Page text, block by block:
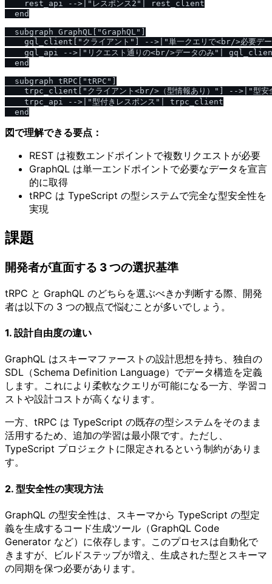
    rest_api -->|"レスポンス2"| rest_client
  end
  subgraph GraphQL["GraphQL"]
gql_client["クライアント"] -->|"単一クエリで<br/>必要デ
gql_api -->|"リクエスト通りの<br/>データのみ"|
  end
  subgraph tRPC["tRPC"]
trpc_client["クライアント<br/>（型情報あり）"] -->|"型
    trpc_api -->|"型付きレスポンス"| trpc_client
図で理解できる要点：
REST は複数エンドポイントで複数リクエストが必要
GraphQL は単一エンドポイントで必要なデータを宣言
的に取得
tRPC は TypeScript の型システムで完全な型安全性を
実現
課題
開発者が直面する 3 つの選択基準
tRPC と GraphQL のどちらを選ぶべきか判断する際、開発
者は以下の 3 つの観点で悩むことが多いでしょう。
1. 設計自由度の違い
GraphQL はスキーマファーストの設計思想を持ち、独自の
SDL（Schema Definition Language）でデータ構造を定義
します。これにより柔軟なクエリが可能になる一方、学習コ
ストや設計コストが高くなります。
一方、tRPC は TypeScript の既存の型システムをそのまま
活用するため、追加の学習は最小限です。ただし、
TypeScript プロジェクトに限定されるという制約がありま
す。
2. 型安全性の実現方法
GraphQL の型安全性は、スキーマから TypeScript の型定
義を生成するコード生成ツール（GraphQL Code
Generator など）に依存します。このプロセスは自動化で
きますが、ビルドステップが増え、生成された型とスキーマ
の同期を保つ必要があります。